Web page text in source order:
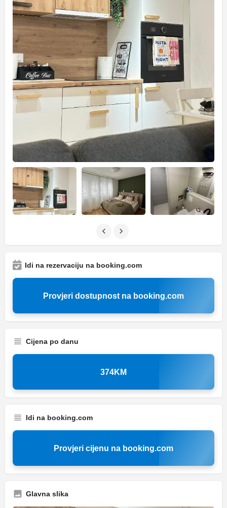
Idi na rezervaciju na booking.com
Provjeri dostupnost na booking.com
Cijena po danu
374KM
Idi na booking.com
Provjeri cijenu na booking.com
Glavna slika